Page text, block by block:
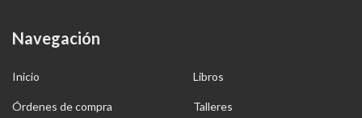
Navegación
Inicio Libros
Órdenes de compra Talleres